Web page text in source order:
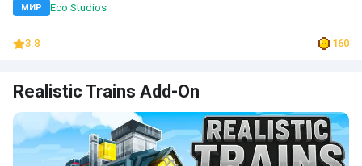
МИР Eco Studios
3.8 160
Realistic Trains Add-On